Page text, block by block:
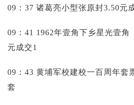
09：37 诸葛亮小型张原封3.50元
09：41 1962年壹角下乡星光壹角
元成交1
09：43 黄埔军校建校一百周年套
套